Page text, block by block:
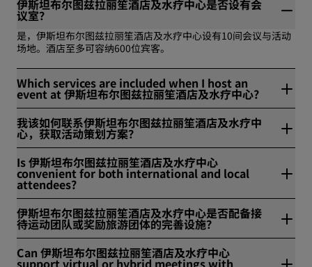
伊斯坦布尔图兹拉丽笙酒店及水疗中心是否设有会
议室？
是，伊斯坦布尔图兹拉丽笙酒店及水疗中心设有10间会议与活动
场地。酒店至多可容纳600位宾客。
Which services are included when I host an
event at 伊斯坦布尔图兹拉丽笙酒店及水疗中心?
在伊斯坦布尔图兹拉丽笙酒店及水疗中心，我们的会议与活动设
施包括：10 间会议室, 600 人 - 最多可容纳人数, 免费 Wi-Fi, 免费
停车, 优质视听设备, 宴会厅迎宾区, 婚礼与活动协调员, 休息区。
我该如何联系伊斯坦布尔图兹拉丽笙酒店及水疗中
心，获取活动策划方案？
请通过sales.tuzla.istanbul@radissonblu.com联系酒店。
Is 伊斯坦布尔图兹拉丽笙酒店及水疗中心
convenient for both international and local
attendees?
是，我们距离萨比哈·格克琴(SAW)仅10至15分钟车程。
伊斯坦布尔图兹拉丽笙酒店及水疗中心是否配备接
待运动团队或奖励旅游团体的完善设施？
是，伊斯坦布尔图兹拉丽笙酒店及水疗中心拥有丰富水疗与体能
恢复设施，非常适合专业团队入住。
Can 伊斯坦布尔图兹拉丽笙酒店及水疗中心
support virtual or hybrid meetings with